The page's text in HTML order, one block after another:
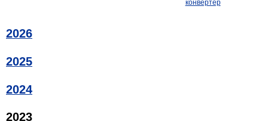
конвертер
2026
2025
2024
2023